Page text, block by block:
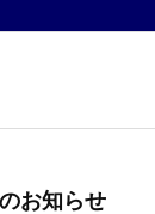
お知らせ